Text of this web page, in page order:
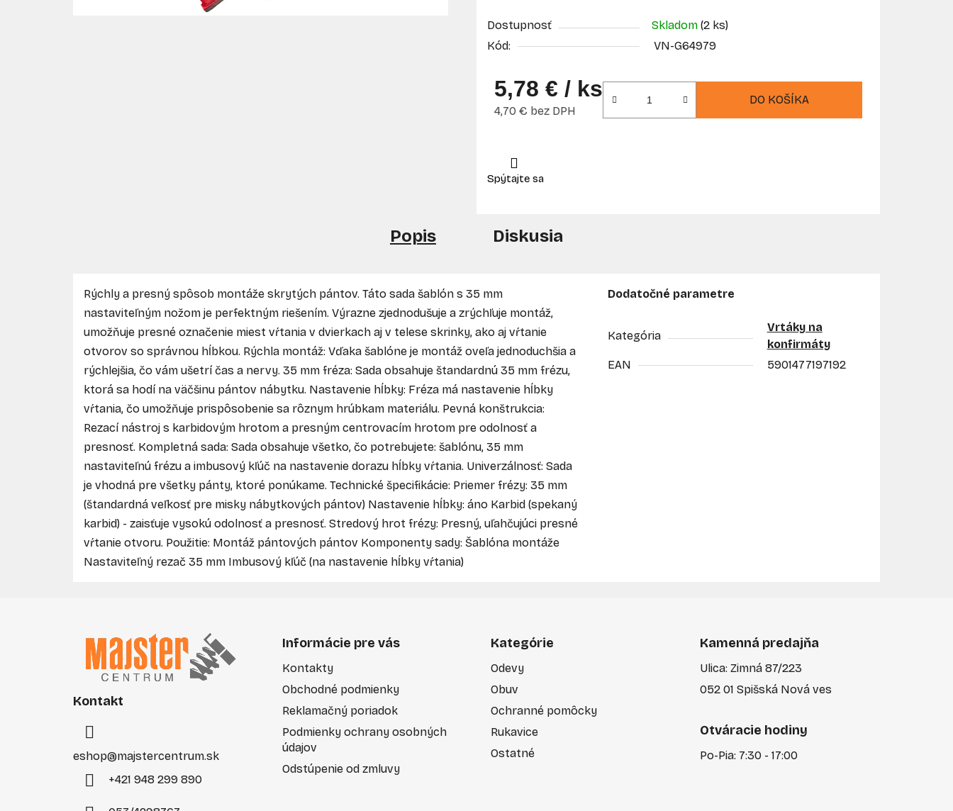
Dostupnosť Skladom (2 ks)
Kód:
VN-G64979
5,78 € / ks
4,70 € bez DPH
DO KOŠÍKA
Popis Diskusia
Rýchly a presný spôsob montáže skrytých pántov. Táto sada šablón s 35 mm
nastaviteľným nožom je perfektným riešením. Výrazne zjednodušuje a zrýchľuje montáž,
umožňuje presné označenie miest vŕtania v dvierkach aj v telese skrinky, ako aj vŕtanie
otvorov so správnou hĺbkou. Rýchla montáž: Vďaka šablóne je montáž oveľa jednoduchšia a
rýchlejšia, čo vám ušetrí čas a nervy. 35 mm fréza: Sada obsahuje štandardnú 35 mm frézu,
ktorá sa hodí na väčšinu pántov nábytku. Nastavenie hĺbky: Fréza má nastavenie hĺbky
vŕtania, čo umožňuje prispôsobenie sa rôznym hrúbkam materiálu. Pevná konštrukcia:
Rezací nástroj s karbidovým hrotom a presným centrovacím hrotom pre odolnosť a
presnosť. Kompletná sada: Sada obsahuje všetko, čo potrebujete: šablónu, 35 mm
nastaviteľnú frézu a imbusový kľúč na nastavenie dorazu hĺbky vŕtania. Univerzálnosť: Sada
je vhodná pre všetky pánty, ktoré ponúkame. Technické špecifikácie: Priemer frézy: 35 mm
(štandardná veľkosť pre misky nábytkových pántov) Nastavenie hĺbky: áno Karbid (spekaný
karbid) - zaisťuje vysokú odolnosť a presnosť. Stredový hrot frézy: Presný, uľahčujúci presné
vŕtanie otvoru. Použitie: Montáž pántových pántov Komponenty sady: Šablóna montáže
Nastaviteľný rezač 35 mm Imbusový kľúč (na nastavenie hĺbky vŕtania)
Dodatočné parametre
Kategória
Vrtáky na
konfirmáty
EAN
5901477197192
Kontakt
eshop@majstercentrum.sk
+421 948 299 890
Informácie pre vás
Kontakty
Obchodné podmienky
Reklamačný poriadok
Podmienky ochrany osobných
údajov
Odstúpenie od zmluvy
Kategórie
Odevy
Obuv
Ochranné pomôcky
Rukavice
Ostatné
Kamenná predajňa
Ulica: Zimná 87/223
052 01 Spišská Nová ves
Otváracie hodiny
Po-Pia: 7:30 - 17:00